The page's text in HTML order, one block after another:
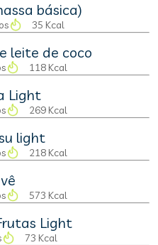
básica)
35 Kcal
leite de coco
118 Kcal
Light
269 Kcal
light
218 Kcal
573 Kcal
Light
73 Kcal